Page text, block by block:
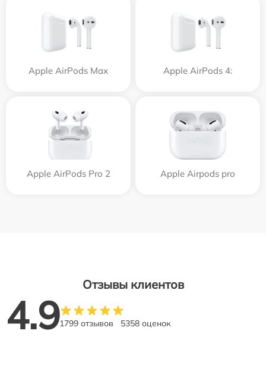
Apple AirPods Max Apple AirPods 4:
Apple AirPods Pro 2 Apple Airpods pro
Отзывы клиентов
4.91799 отзывов 5358 оценок